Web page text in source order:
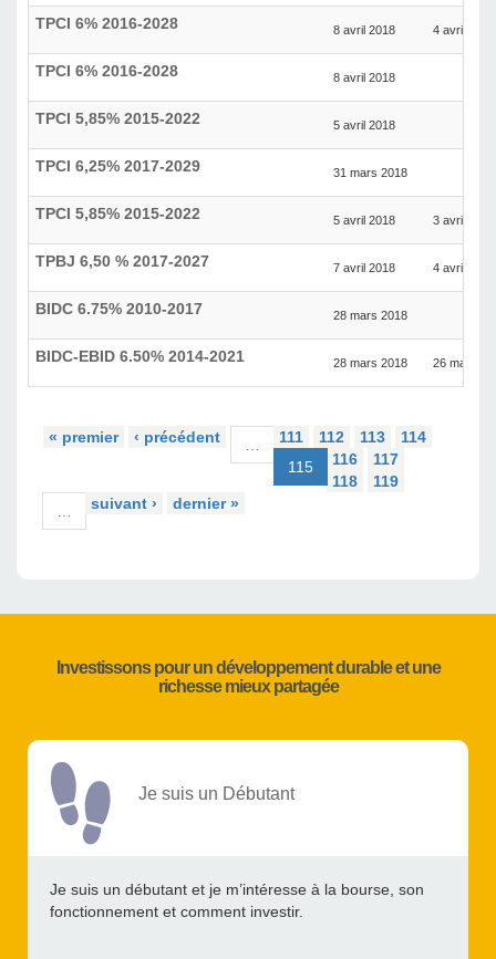
TPCI 6% 2016-2028 8 avril 2018 4 avril 2018
TPCI 6% 2016-2028 8 avril 2018
TPCI 5,85% 2015-2022 5 avril 2018
TPCI 6,25% 2017-2029 31 mars 2018
TPCI 5,85% 2015-2022 5 avril 2018 3 avril 2018
TPBJ 6,50 % 2017-2027 7 avril 2018 4 avril 2018
BIDC 6.75% 2010-2017 28 mars 2018
BIDC-EBID 6.50% 2014-2021 28 mars 2018 26 mars
« premier ‹ précédent … 111 112 113
114
115
116
117
118
119
…
suivant › dernier »
Investissons pour un développement durable et une
richesse mieux partagée
Je suis un Débutant
Je suis un débutant et je m’intéresse à la bourse, son
fonctionnement et comment investir.